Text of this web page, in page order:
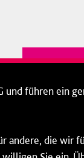
und führen ein
die wir